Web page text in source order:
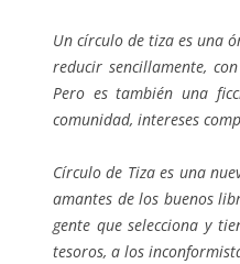
Un círculo de tiza es una
reducir sencillamente,
Pero es también una
comunidad, intereses
Círculo de Tiza es una
amantes de los buenos
gente que selecciona y
tesoros, a los